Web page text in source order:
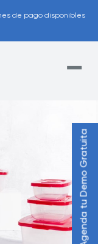
de pago disponibles
Agenda tu Demo Gratuita